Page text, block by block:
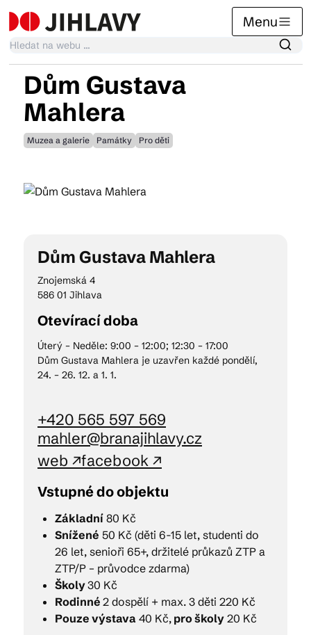
Menu
Kalendář akcí
Tradiční akce
Články
Suvenýry
Kam vyrazit
CS EN
Dům Gustava
Mahlera
Muzea a galerie Památky Pro děti
Dům Gustava Mahlera
Znojemská 4
586 01 Jihlava
Otevírací doba
Úterý – Neděle: 9:00 – 12:00; 12:30 – 17:00
Dům Gustava Mahlera je uzavřen každé pondělí,
24. – 26. 12. a 1. 1.
+420 565 597 569
mahler@branajihlavy.cz
web ↗facebook ↗
Vstupné do objektu
Základní 80 Kč
Snížené 50 Kč (děti 6-15 let, studenti do
26 let, senioři 65+, držitelé průkazů ZTP a
ZTP/P – průvodce zdarma)
Školy30 Kč
Rodinné 2 dospělí + max. 3 děti 220 Kč
Pouze výstava 40 Kč, proškoly 20 Kč